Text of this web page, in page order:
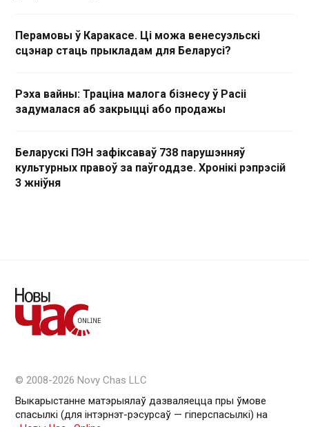
Перамовы ў Каракасе. Ці можа венесуэльскі
сцэнар стаць прыкладам для Беларусі?
Рэха вайны: Траціна малога бізнесу ў Расіі
задумалася аб закрыцці або продажы
Беларускі ПЭН зафіксаваў 738 парушэнняў
культурных правоў за паўгоддзе. Хронікі рэпрэсій
3 жніўня
© 2008-2026 Novy Chas LLC
Выкарыстанне матэрыялаў дазваляецца пры ўмове
спасылкі (для інтэрнэт-рэсурсаў — гiперспасылкi) на